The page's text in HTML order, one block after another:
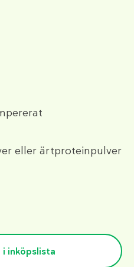
eller ärtproteinpulver
i inköpslista